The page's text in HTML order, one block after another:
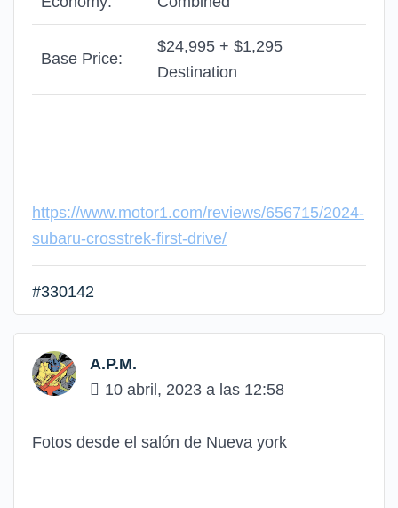
Base Price:
$24,995 + $1,295
Destination
https://www.motor1.com/reviews/656715/2024-
subaru-crosstrek-first-drive/
#330142
A.P.M.
10 abril, 2023 a las 12:58
Fotos desde el salón de Nueva york